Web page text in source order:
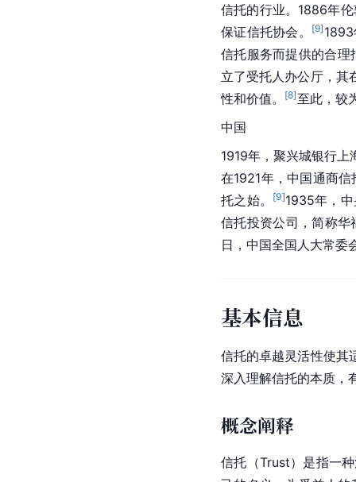
信托的行业。1886年
保证信托协会。
[9]
信托服务而提供的合
立了受托人办公厅，其
性和价值。
[8]至此，较
中国
1919年，聚兴城银行
在1921年，中国通商
托之始。
[9]1935年，
信托投资公司，简称
日，中国全国人大常委
基本信息
信托的卓越灵活性使其
深入理解信托的本质，
概念阐释
信托（Trust）是指一种